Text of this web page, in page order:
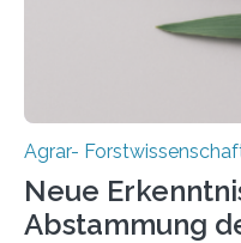
Bodenerosion,
Agrar-
Neue
Abstammung